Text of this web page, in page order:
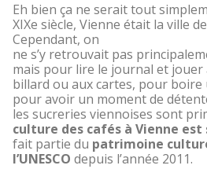
Eh bien ça ne serait tout
XIXe siècle, Vienne était la ville
Cependant, on
ne s’y retrouvait pas
mais pour lire le journal et jouer
billard ou aux cartes, pour boire
pour avoir un moment de
les sucreries viennoises sont
culture des cafés à Vienne
fait partie du patrimoine
l’UNESCO depuis l’année 2011.